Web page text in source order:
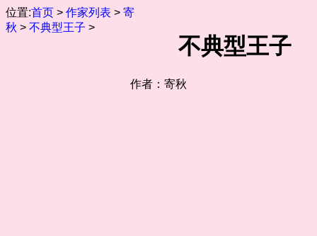
位置:首页 > 作家列表 > 寄
秋 > 不典型王子 >
不典型王子
作者：寄秋